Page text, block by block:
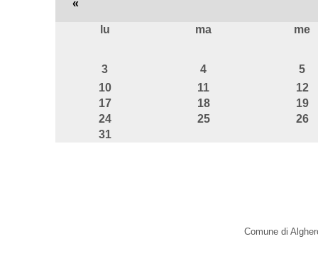
«
lu ma me
3 4
5
10
11
12
17
18
19
24
25
26
31
Comune di